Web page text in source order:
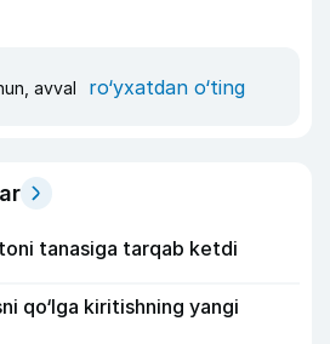
avval ro‘yxatdan o‘ting
tanasiga tarqab ketdi
qo‘lga kiritishning yangi